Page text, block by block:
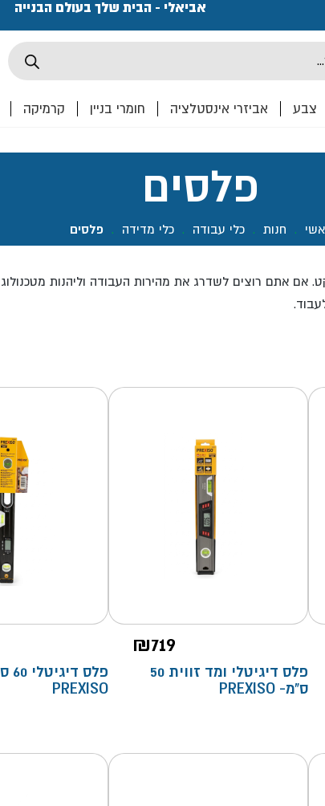
אביאלי - הבית שלך בעולם הבנייה
צבע אביזרי אינסטלציה חומרי בניין קרמיקה
פלסים
. חנות . כלי עבודה . כלי מדידה . פלסים
אם אתם רוצים לשדרג את מהירות העבודה וליהנות
₪719
פלס דיגיטלי ומד זווית 50
ס"מ- PREXISO
פלס
PREXISO